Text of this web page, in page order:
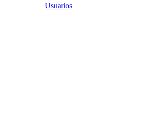
Usuarios